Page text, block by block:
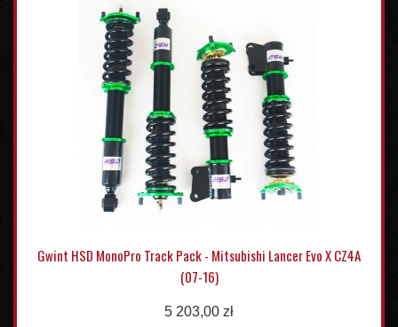
Gwint HSD MonoPro Track Pack - Mitsubishi Lancer Evo X CZ4A
(07-16)
5 203,00 zł